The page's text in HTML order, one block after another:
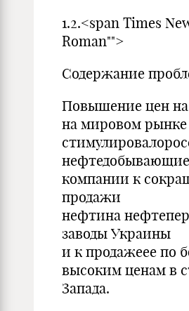
1.2.<span Times
Roman"">
Содержание
Повышение цен
на мировом рынке
нефтедобывающие
компании к
продажи
нефтина
заводы Украины
и к продажеее по
высоким ценам в
Запада.